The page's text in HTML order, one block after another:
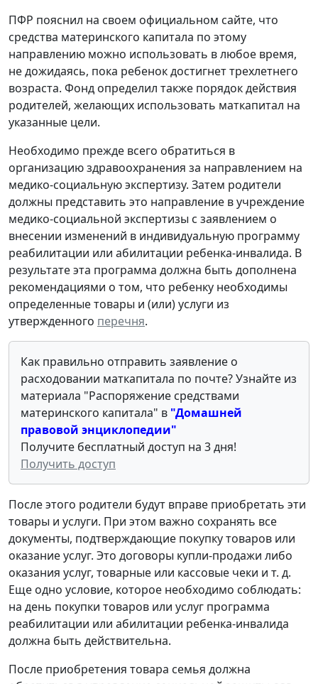
ПФР пояснил на своем официальном сайте, что
средства материнского капитала по этому
направлению можно использовать в любое время,
не дожидаясь, пока ребенок достигнет трехлетнего
возраста. Фонд определил также порядок действия
родителей, желающих использовать маткапитал на
указанные цели.
Необходимо прежде всего обратиться в
организацию здравоохранения за направлением на
медико-социальную экспертизу. Затем родители
должны представить это направление в учреждение
медико-социальной экспертизы с заявлением о
внесении изменений в индивидуальную программу
реабилитации или абилитации ребенка-инвалида. В
результате эта программа должна быть дополнена
рекомендациями о том, что ребенку необходимы
определенные товары и (или) услуги из
утвержденного перечня.
Как правильно отправить заявление о
расходовании маткапитала по почте? Узнайте из
материала "Распоряжение средствами
материнского капитала" в "Домашней
правовой энциклопедии"
Получите бесплатный доступ на 3 дня!
Получить доступ
После этого родители будут вправе приобретать эти
товары и услуги. При этом важно сохранять все
документы, подтверждающие покупку товаров или
оказание услуг. Это договоры купли-продажи либо
оказания услуг, товарные или кассовые чеки и т. д.
Еще одно условие, которое необходимо соблюдать:
на день покупки товаров или услуг программа
реабилитации или абилитации ребенка-инвалида
должна быть действительна.
После приобретения товара семья должна